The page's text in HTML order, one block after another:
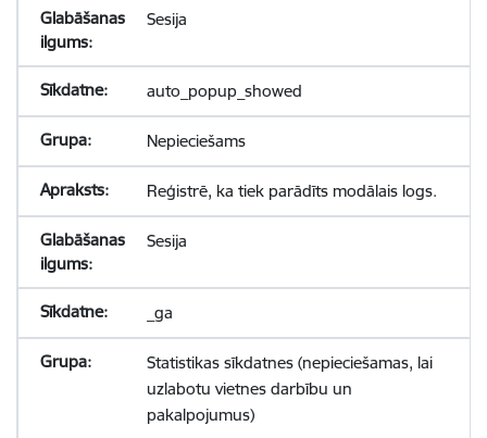
Sesija
auto_popup_showed
Nepieciešams
Reģistrē, ka tiek parādīts modālais logs.
Sesija
_ga
Statistikas sīkdatnes (nepieciešamas, lai
uzlabotu vietnes darbību un
pakalpojumus)